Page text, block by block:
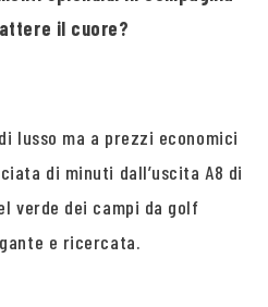
il cuore?
lusso ma a prezzi economici
di minuti dall’uscita A8 di
verde dei campi da golf
e ricercata.